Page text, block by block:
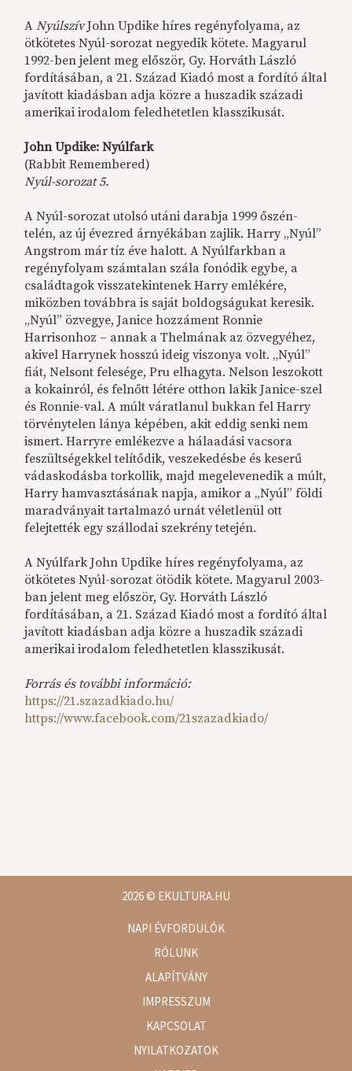
ANyúlszívJohn Updike híres regényfolyama, az
ötkötetes Nyúl-sorozat negyedik kötete. Magyarul
1992-ben jelent meg először, Gy. Horváth László
fordításában, a 21. Század Kiadó most a fordító által
javított kiadásban adja közre a huszadik századi
amerikai irodalom feledhetetlen klasszikusát.
John Updike: Nyúlfark
(Rabbit Remembered)
Nyúl-sorozat 5.
A Nyúl-sorozat utolsó utáni darabja 1999 őszén-
telén, az új évezred árnyékában zajlik. Harry „Nyúl”
Angstrom már tíz éve halott. A Nyúlfarkban a
regényfolyam számtalan szála fonódik egybe, a
családtagok visszatekintenek Harry emlékére,
miközben továbbra is saját boldogságukat keresik.
„Nyúl” özvegye, Janice hozzáment Ronnie
Harrisonhoz – annak a Thelmának az özvegyéhez,
akivel Harrynek hosszú ideig viszonya volt. „Nyúl”
fiát, Nelsont felesége, Pru elhagyta. Nelson leszokott
a kokainról, és felnőtt létére otthon lakik Janice-szel
és Ronnie-val. A múlt váratlanul bukkan fel Harry
törvénytelen lánya képében, akit eddig senki nem
ismert. Harryre emlékezve a hálaadási vacsora
feszültségekkel telítődik, veszekedésbe és keserű
vádaskodásba torkollik, majd megelevenedik a múlt,
Harry hamvasztásának napja, amikor a „Nyúl” földi
maradványait tartalmazó urnát véletlenül ott
felejtették egy szállodai szekrény tetején.
A Nyúlfark John Updike híres regényfolyama, az
ötkötetes Nyúl-sorozat ötödik kötete. Magyarul 2003-
ban jelent meg először, Gy. Horváth László
fordításában, a 21. Század Kiadó most a fordító által
javított kiadásban adja közre a huszadik századi
amerikai irodalom feledhetetlen klasszikusát.
Forrás és további információ:
https://21.szazadkiado.hu/
https://www.facebook.com/21szazadkiado/
2026© EKULTURA.HU
NAPI ÉVFORDULÓK
RÓLUNK
ALAPÍTVÁNY
IMPRESSZUM
KAPCSOLAT
NYILATKOZATOK